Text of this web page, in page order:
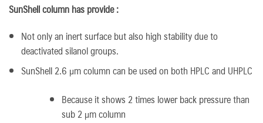
SunShell column has provide :
Not only an inert surface but also high stability due to
deactivated silanol groups.
SunShell 2.6 μm column can be used on both HPLC and UHPLC
Because it shows 2 times lower back pressure than
sub 2 μm column